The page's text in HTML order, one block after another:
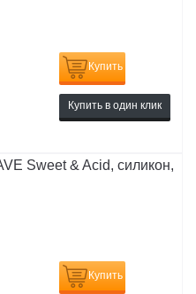
Купить
Купить в один клик
Sweet & Acid, силикон,
Купить